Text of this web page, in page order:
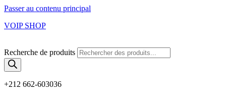
Passer au contenu principal
VOIP SHOP
Recherche de produits
+212 662-603036